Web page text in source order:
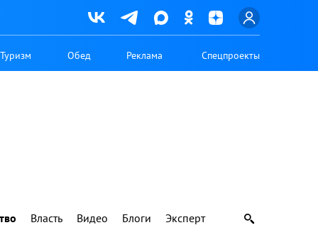
Туризм Обед Реклама Спецпроекты
Власть Видео Блоги Эксперт